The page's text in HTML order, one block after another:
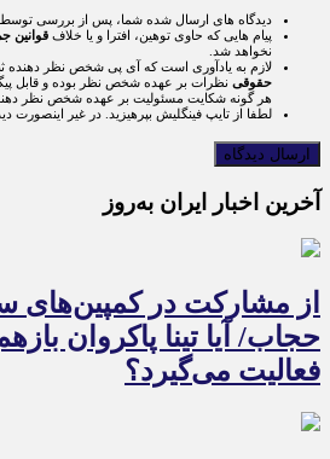
دیدگاه های ارسال شده شما، پس از بررسی
پیام هایی که حاوی توهین، افترا و یا خلاف قوانین
نخواهد شد.
لازم به یادآوری است که آی پی شخص نظر دهنده
حقوقی نظرات بر عهده شخص نظر بوده و قابل
هر گونه شکایت مسئولیت بر عهده شخص نظر
لطفا از تایپ فینگلیش بپرهیزید. در غیر اینصورت
آخرین اخبار ایران به‌روز
از مشارکت در
حجاب/ آیا تینا پاکروان
فعالیت می‌گیرد؟